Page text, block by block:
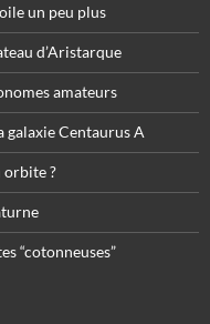
un peu plus
d’Aristarque
amateurs
galaxie Centaurus A
orbite ?
“cotonneuses”